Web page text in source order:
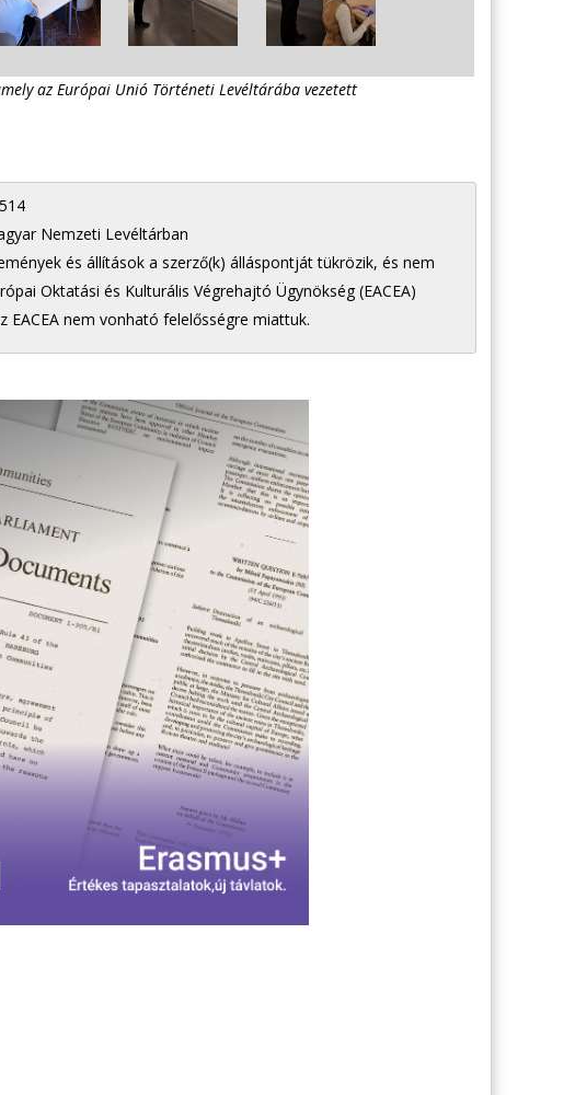
az Európai Unió Történeti Levéltárába vezetett
Nemzeti Levéltárban
és állítások a szerző(k) álláspontját tükrözik, és nem
Oktatási és Kulturális Végrehajtó Ügynökség (EACEA)
EACEA nem vonható felelősségre miattuk.